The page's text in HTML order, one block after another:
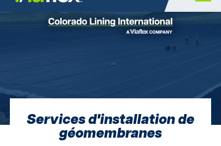
Services d'installation de
géomembranes